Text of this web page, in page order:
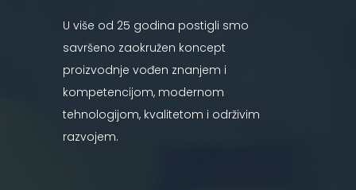
U više od 25 godina postigli smo
savršeno zaokružen koncept
proizvodnje vođen znanjem i
kompetencijom, modernom
tehnologijom, kvalitetom i održivim
razvojem.